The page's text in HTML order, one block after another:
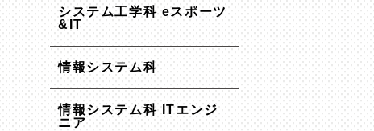
システム工学科 eスポーツ
&IT
情報システム科
情報システム科 ITエンジ
ニア